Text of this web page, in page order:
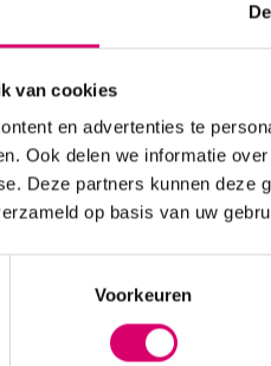
van cookies
en advertenties te
Ook delen we informatie
Deze partners kunnen deze
op basis van uw
Voorkeuren
& Honey Cuticle Oil